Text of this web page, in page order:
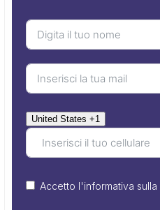
United States +1
Accetto l'informativa sulla